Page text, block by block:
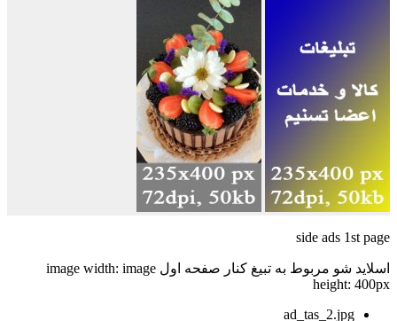
side ads 1st page
اسلاید شو مربوط به تبیغ کنار صفحه اول image width: image
height: 400px
ad_tas_2.jpg